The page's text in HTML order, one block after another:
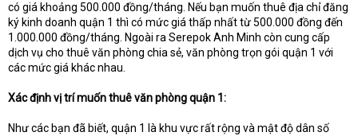
có giá khoảng 500.000 đồng/tháng. Nếu bạn muốn thuê địa chỉ đăng
ký kinh doanh quận 1 thì có mức giá thấp nhất từ 500.000 đồng đến
1.000.000 đồng/tháng. Ngoài ra Serepok Anh Minh còn cung cấp
dịch vụ cho thuê văn phòng chia sẻ, văn phòng trọn gói quận 1 với
các mức giá khác nhau.
Xác định vị trí muốn thuê văn phòng quận 1:
Như các bạn đã biết, quận 1 là khu vực rất rộng và mật độ dân số